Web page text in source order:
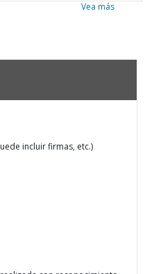
Vea más
incluir firmas, etc.)